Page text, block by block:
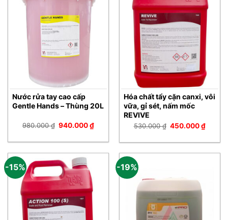
Nước rửa tay cao cấp
Gentle Hands – Thùng 20L
980.000₫ Giá
980.000 ₫.
940.000₫Giá
là:
940.000 ₫.
Hóa chất tẩy cặn canxi, vôi
vữa, gỉ sét, nấm mốc
REVIVE
530.000₫ Giá
530.000 ₫.
450.000₫Giá
là:
-15% -19%